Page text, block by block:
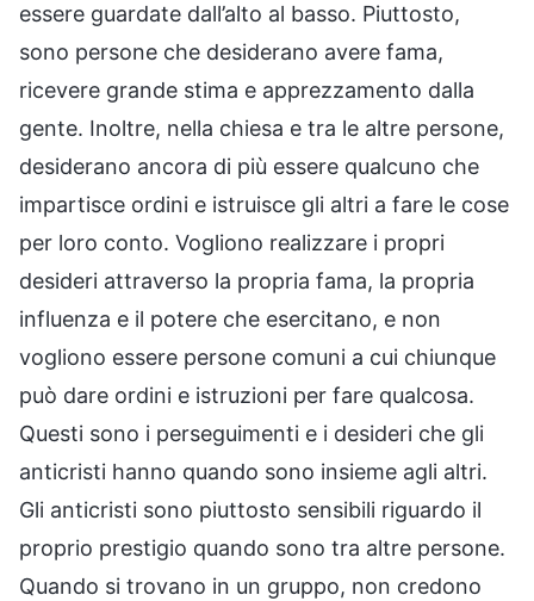
essere guardate dall’alto al basso. Piuttosto,
sono persone che desiderano avere fama,
ricevere grande stima e apprezzamento dalla
gente. Inoltre, nella chiesa e tra le altre persone,
desiderano ancora di più essere qualcuno che
impartisce ordini e istruisce gli altri a fare le cose
per loro conto. Vogliono realizzare i propri
desideri attraverso la propria fama, la propria
influenza e il potere che esercitano, e non
vogliono essere persone comuni a cui chiunque
può dare ordini e istruzioni per fare qualcosa.
Questi sono i perseguimenti e i desideri che gli
anticristi hanno quando sono insieme agli altri.
Gli anticristi sono piuttosto sensibili riguardo il
proprio prestigio quando sono tra altre persone.
Quando si trovano in un gruppo, non credono